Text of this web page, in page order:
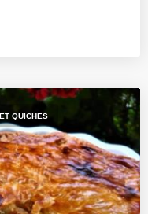
QUICHES